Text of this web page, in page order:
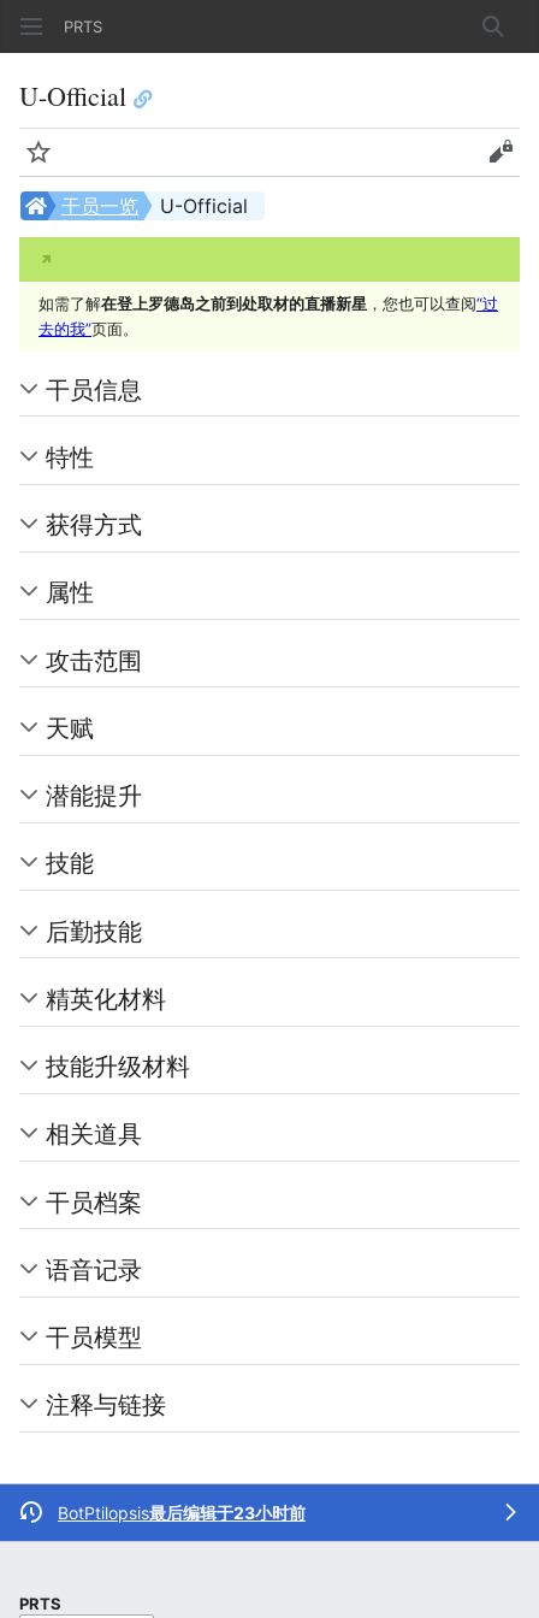
PRTS 搜索
U-Official
监视 查看
U-Official
干员一览
如需了解在登上罗德岛之前到处取材的直播新星 ，您也可以查阅“过
去的我”页面。
干员信息
特性
获得方式
属性
攻击范围
天赋
潜能提升
技能
后勤技能
精英化材料
技能升级材料
相关道具
干员档案
语音记录
干员模型
注释与链接
BotPtilopsis最后编辑于23小时前
PRTS